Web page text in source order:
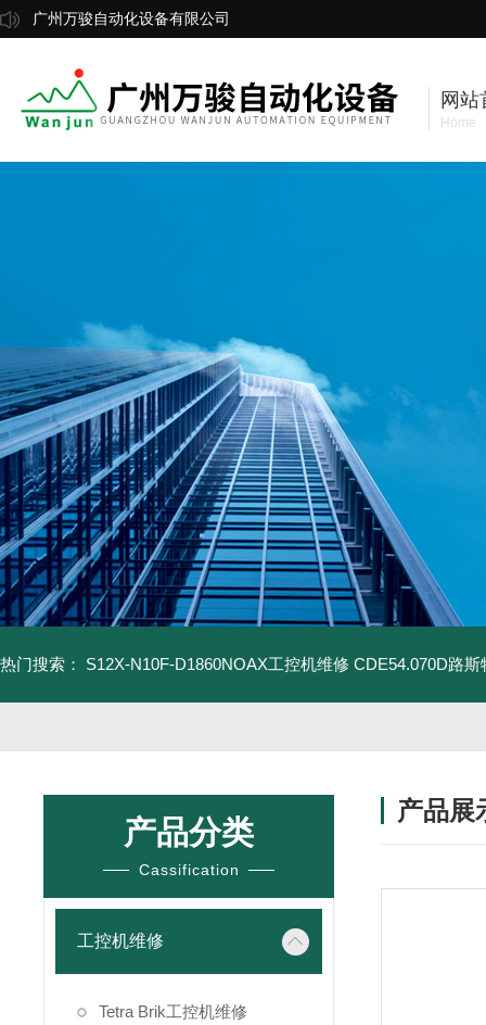
广州万骏自动化设备有限公司
网站
Home
热门搜索： S12X-N10F-D1860NOAX工控机维修 CDE54.070D路
产品分类
Cassification
工控机维修
Tetra Brik工控机维修
产品展